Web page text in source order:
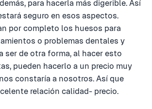
para hacerla más digerible. Así
seguro en esos aspectos.
por completo los huesos para
o problemas dentales y
ser de otra forma, al hacer esto
pueden hacerlo a un precio muy
constaría a nosotros. Así que
relación calidad- precio.